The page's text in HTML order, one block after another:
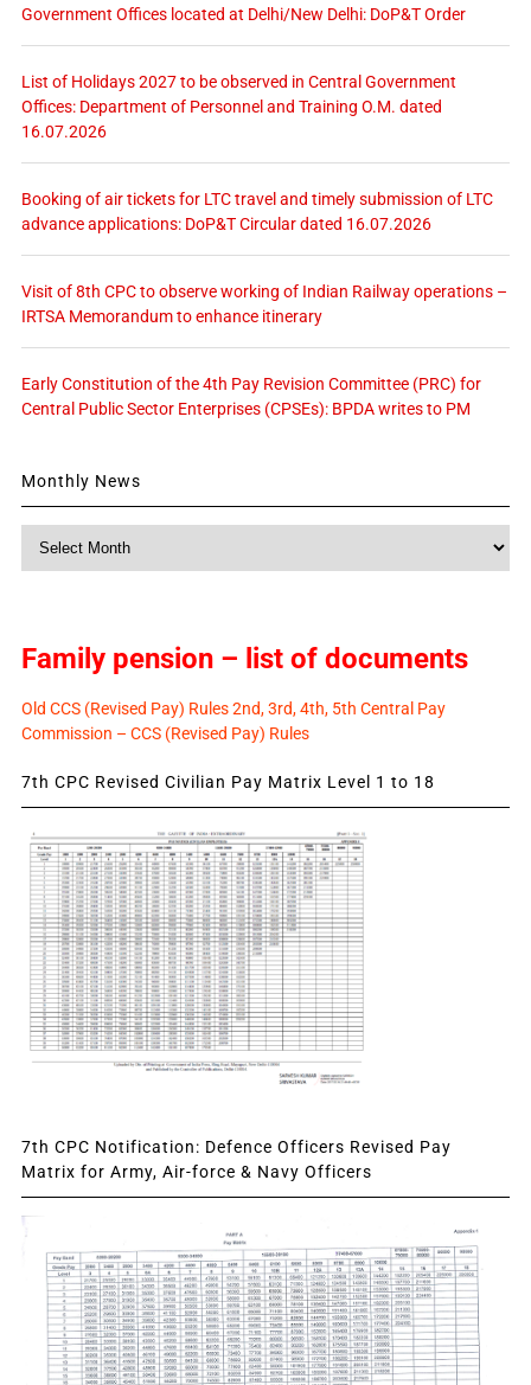
Government Offices located at Delhi/New Delhi: DoP&T Order
List of Holidays 2027 to be observed in Central Government
Offices: Department of Personnel and Training O.M. dated
16.07.2026
Booking of air tickets for LTC travel and timely submission of LTC
advance applications: DoP&T Circular dated 16.07.2026
Visit of 8th CPC to observe working of Indian Railway operations –
IRTSA Memorandum to enhance itinerary
Early Constitution of the 4th Pay Revision Committee (PRC) for
Central Public Sector Enterprises (CPSEs): BPDA writes to PM
Monthly News
Family pension – list of documents
Old CCS (Revised Pay) Rules 2nd, 3rd, 4th, 5th Central Pay
Commission – CCS (Revised Pay) Rules
7th CPC Revised Civilian Pay Matrix Level 1 to 18
7th CPC Notification: Defence Officers Revised Pay
Matrix for Army, Air-force & Navy Officers